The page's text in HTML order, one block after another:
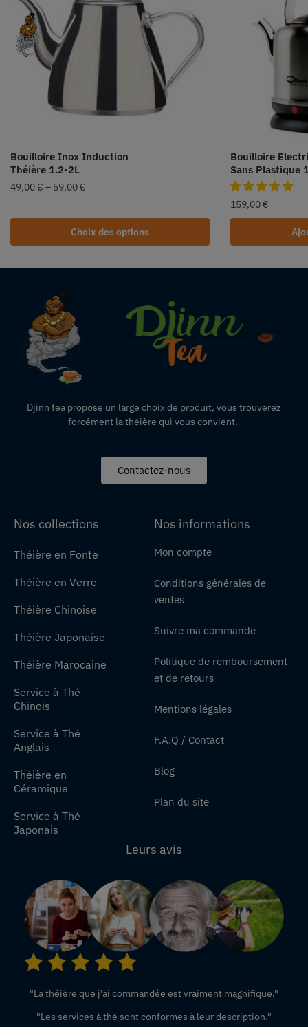
Bouilloire Inox Induction
Théière 1.2-2L
49,00 € – 59,00 €
Choix des options
Bouilloire
Sans Plastique
159,00 €
Djinn tea propose un large choix de produit, vous trouverez
forcément la théière qui vous convient.
Contactez-nous
Nos collections
Théière en Fonte
Théière en Verre
Théière Chinoise
Théière Japonaise
Théière Marocaine
Service à Thé
Chinois
Service à Thé
Anglais
Théière en
Céramique
Service à Thé
Japonais
Nos informations
Mon compte
Conditions générales de
ventes
Suivre ma commande
Politique de remboursement
et de retours
Mentions légales
F.A.Q / Contact
Blog
Plan du site
Leurs avis
"La théière que j'ai commandée est vraiment magnifique."
"Les services à thé sont conformes à leur description."